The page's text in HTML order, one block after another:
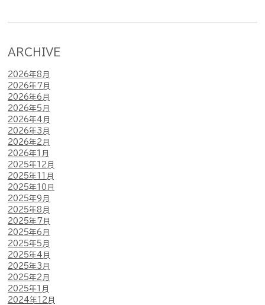
ARCHIVE
2026年8月
2026年7月
2026年6月
2026年5月
2026年4月
2026年3月
2026年2月
2026年1月
2025年12月
2025年11月
2025年10月
2025年9月
2025年8月
2025年7月
2025年6月
2025年5月
2025年4月
2025年3月
2025年2月
2025年1月
2024年12月